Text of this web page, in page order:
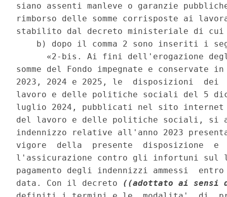
siano assenti manleve o garanzie
rimborso delle somme corrisposte ai
stabilito dal decreto ministeriale di
b) dopo il comma 2 sono inseriti i
«2-bis. Ai fini dell'erogazione
somme del Fondo impegnate e
2023, 2024 e 2025, le  disposizioni
lavoro e delle politiche sociali del 5
luglio 2024, pubblicati nel sito
del lavoro e delle politiche sociali, si
indennizzo relative all'anno 2023
vigore  della  presente  disposizione
l'assicurazione contro gli infortuni sul
pagamento degli indennizzi ammessi
data. Con il decreto ((adottato ai sensi